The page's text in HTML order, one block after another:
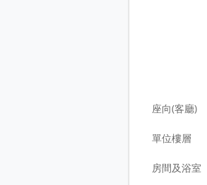
座向(客廳)
單位樓層
房間及浴室